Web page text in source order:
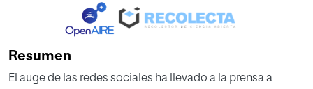
Resumen
El auge de las redes sociales ha llevado a la prensa a